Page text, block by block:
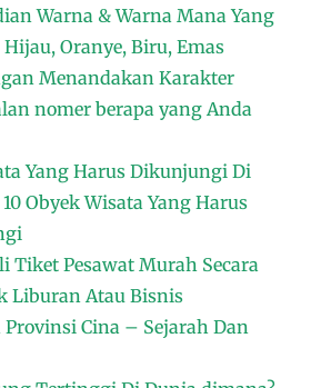
Warna & Warna Mana Yang
Oranye, Biru, Emas
Menandakan Karakter
nomer berapa yang Anda
Yang Harus Dikunjungi Di
Obyek Wisata Yang Harus
Tiket Pesawat Murah Secara
Liburan Atau Bisnis
Cina – Sejarah Dan